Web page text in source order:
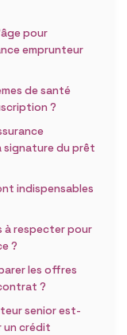
pour
emprunteur
de santé
?
signature du prêt
indispensables
à respecter pour
?
les offres
?
senior est-
un crédit